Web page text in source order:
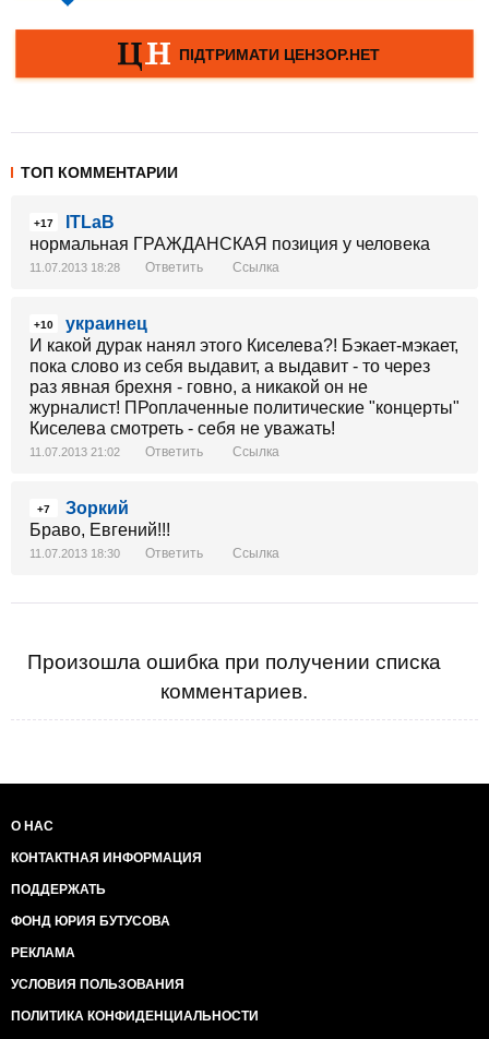
ТОП КОММЕНТАРИИ
+17
ITLaB
нормальная ГРАЖДАНСКАЯ позиция у человека
11.07.2013 18:28 Ответить Ссылка
+10
украинец
И какой дурак нанял этого Киселева?! Бэкает-мэкает,
пока слово из себя выдавит, а выдавит - то через
раз явная брехня - говно, а никакой он не
журналист! ПРоплаченные политические "концерты"
Киселева смотреть - себя не уважать!
11.07.2013 21:02 Ответить Ссылка
+7
Зоркий
Браво, Евгений!!!
11.07.2013 18:30 Ответить Ссылка
Произошла ошибка при получении списка
комментариев.
О НАС
КОНТАКТНАЯ ИНФОРМАЦИЯ
ПОДДЕРЖАТЬ
ФОНД ЮРИЯ БУТУСОВА
РЕКЛАМА
УСЛОВИЯ ПОЛЬЗОВАНИЯ
ПОЛИТИКА КОНФИДЕНЦИАЛЬНОСТИ